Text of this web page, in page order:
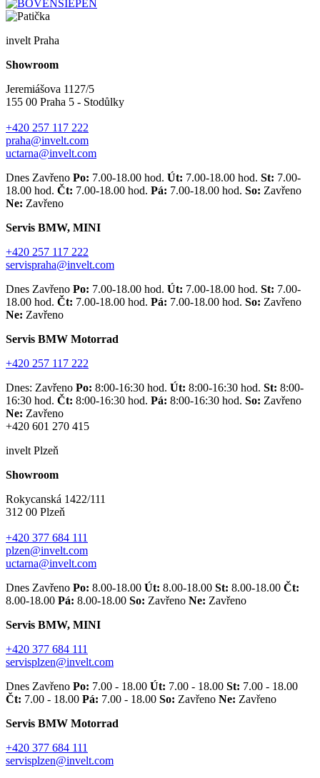
invelt Praha
Showroom
Jeremiášova 1127/5
155 00 Praha 5 - Stodůlky
+420 257 117 222
praha@invelt.com
uctarna@invelt.com
Dnes Zavřeno Po: 7.00-18.00 hod. Út: 7.00-18.00 hod. St: 7.00-
18.00 hod. Čt: 7.00-18.00 hod. Pá: 7.00-18.00 hod. So: Zavřeno
Ne: Zavřeno
Servis BMW, MINI
+420 257 117 222
servispraha@invelt.com
Dnes Zavřeno Po: 7.00-18.00 hod. Út: 7.00-18.00 hod. St: 7.00-
18.00 hod. Čt: 7.00-18.00 hod. Pá: 7.00-18.00 hod. So: Zavřeno
Ne: Zavřeno
Servis BMW Motorrad
+420 257 117 222
Dnes: Zavřeno Po: 8:00-16:30 hod. Út: 8:00-16:30 hod. St: 8:00-
16:30 hod. Čt: 8:00-16:30 hod. Pá: 8:00-16:30 hod. So: Zavřeno
Ne: Zavřeno
+420 601 270 415
invelt Plzeň
Showroom
Rokycanská 1422/111
312 00 Plzeň
+420 377 684 111
plzen@invelt.com
uctarna@invelt.com
Dnes Zavřeno Po: 8.00-18.00 Út: 8.00-18.00 St: 8.00-18.00 Čt:
8.00-18.00 Pá: 8.00-18.00 So: Zavřeno Ne: Zavřeno
Servis BMW, MINI
+420 377 684 111
servisplzen@invelt.com
Dnes Zavřeno Po: 7.00 - 18.00 Út: 7.00 - 18.00 St: 7.00 - 18.00
Čt: 7.00 - 18.00 Pá: 7.00 - 18.00 So: Zavřeno Ne: Zavřeno
Servis BMW Motorrad
+420 377 684 111
servisplzen@invelt.com